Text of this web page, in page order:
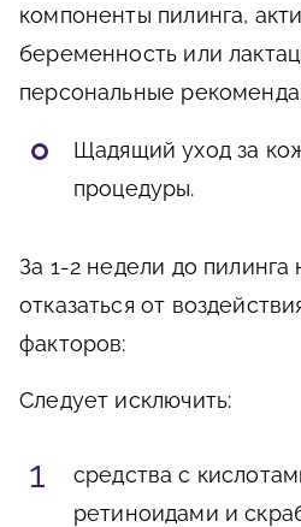
компоненты пилинга,
беременность или
персональные
Щадящий уход за
процедуры.
За 1-2 недели до
отказаться от
факторов:
Следует исключить:
средства с
ретиноидами и